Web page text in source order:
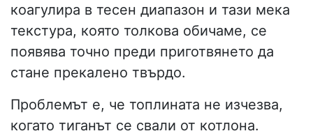
коагулира в тесен диапазон и тази мека
текстура, която толкова обичаме, се
появява точно преди приготвянето да
стане прекалено твърдо.
Проблемът е, че топлината не изчезва,
когато тиганът се свали от котлона.